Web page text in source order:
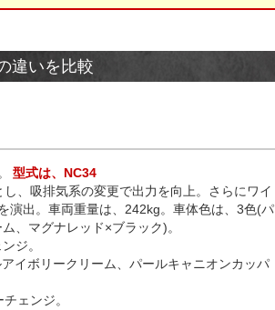
違いを比較
型式は、NC34
、吸排気系の変更で出力を向上。さらにワイ
演出。車両重量は、242kg。車体色は、3色(パ
、マグナレッド×ブラック)。
ジ。
イボリークリーム、パールキャニオンカッパ
ェンジ。